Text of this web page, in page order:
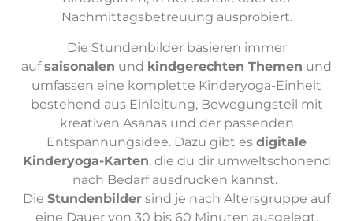
Nachmittagsbetreuung ausprobiert.
Die Stundenbilder basieren immer
aufsaisonalen und kindgerechten Themen und
umfassen eine komplette Kinderyoga-Einheit
bestehend aus Einleitung, Bewegungsteil mit
kreativen Asanas und der passenden
Entspannungsidee. Dazu gibt es digitale
Kinderyoga-Karten, die du dir umweltschonend
nach Bedarf ausdrucken kannst.
Die Stundenbilder sind je nach Altersgruppe auf
eine Dauer von 30 bis 60 Minuten ausgelegt.